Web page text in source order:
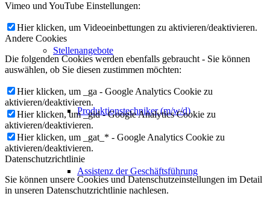
Stellenangebote
Produktionstechniker (m/w/d)
Assistenz der Geschäftsführung
Vimeo und YouTube Einstellungen:
Hier klicken, um Videoeinbettungen zu aktivieren/deaktivieren.
Andere Cookies
Die folgenden Cookies werden ebenfalls gebraucht - Sie können
auswählen, ob Sie diesen zustimmen möchten:
Hier klicken, um _ga - Google Analytics Cookie zu
aktivieren/deaktivieren.
Hier klicken, um _gid - Google Analytics Cookie zu
aktivieren/deaktivieren.
Hier klicken, um _gat_* - Google Analytics Cookie zu
aktivieren/deaktivieren.
Datenschutzrichtlinie
Sie können unsere Cookies und Datenschutzeinstellungen im Detail
in unseren Datenschutzrichtlinie nachlesen.